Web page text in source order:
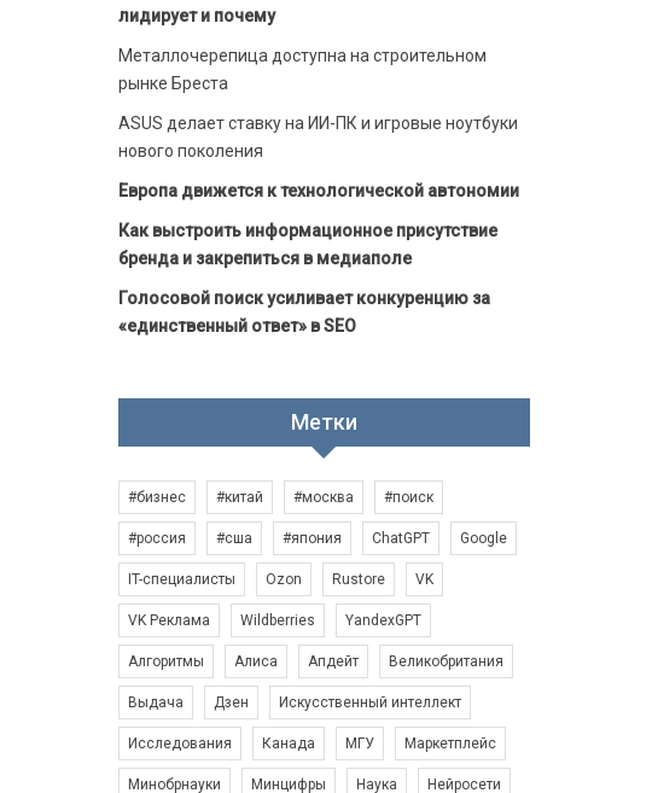
лидирует и почему
Металлочерепица доступна на строительном
рынке Бреста
ASUS делает ставку на ИИ-ПК и игровые ноутбуки
нового поколения
Европа движется к технологической автономии
Как выстроить информационное присутствие
бренда и закрепиться в медиаполе
Голосовой поиск усиливает конкуренцию за
«единственный ответ» в SEO
Метки
#бизнес #китай #москва #поиск
#россия #сша #япония ChatGPT Google
IT-специалисты Ozon Rustore VK
VK Реклама Wildberries YandexGPT
Алгоритмы Алиса Апдейт Великобритания
Выдача Дзен Искусственный интеллект
Исследования Канада МГУ Маркетплейс
Минобрнауки Минцифры Наука Нейросети